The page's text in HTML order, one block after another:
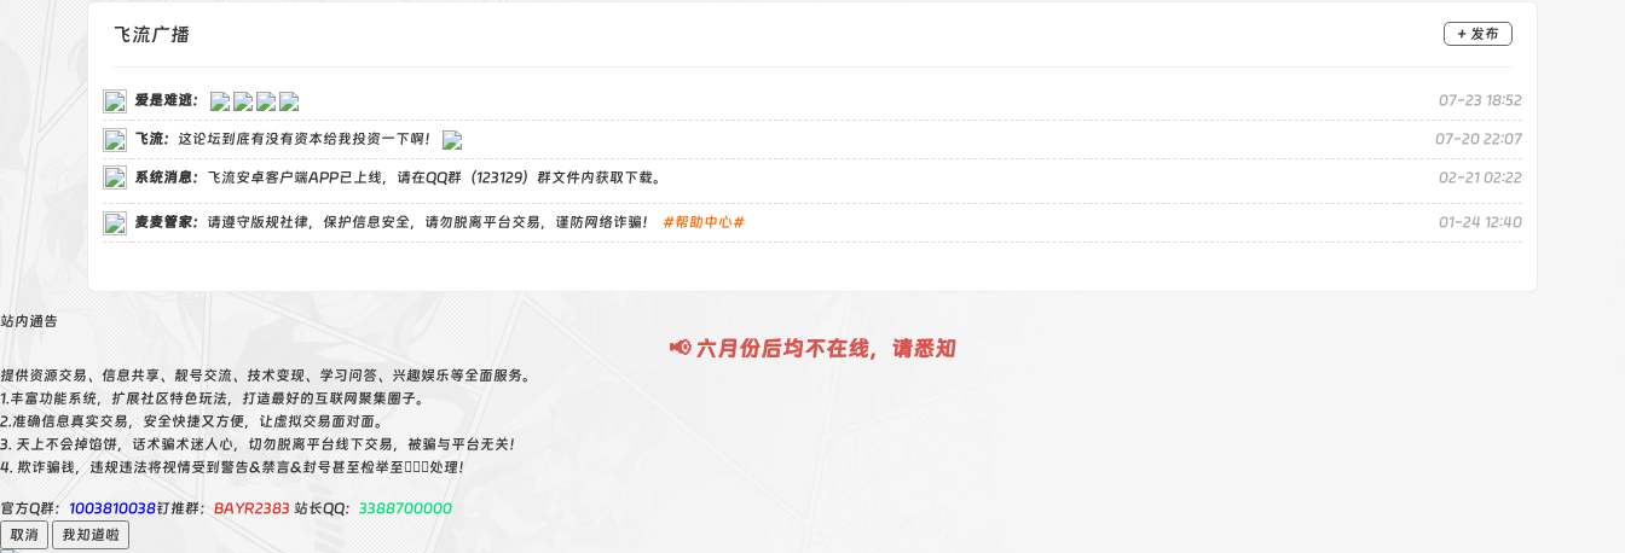
飞流广播 + 发布
爱是难逃： 07-23 18:52
飞流： 这论坛到底有没有资本给我投资一下啊！ 07-20 22:07
系统消息： 飞流安卓客户端APP已上线，请在QQ群（123129）群文件内获取下载。 02-21 02:22
麦麦管家： 请遵守版规社律，保护信息安全，请勿脱离平台交易，谨防网络诈骗！ #帮助中心# 01-24 12:40
站内通告
📢 六月份后均不在线，请悉知
提供资源交易、信息共享、靓号交流、技术变现、学习问答、兴趣娱乐等全面服务。
1.丰富功能系统，扩展社区特色玩法，打造最好的互联网聚集圈子。
2.准确信息真实交易，安全快捷又方便，让虚拟交易面对面。
3. 天上不会掉馅饼，话术骗术迷人心，切勿脱离平台线下交易，被骗与平台无关！
4. 欺诈骗钱，违规违法将视情受到警告&禁言&封号甚至检举至👮🏻‍♀️处理！
官方Q群： 1003810038钉推群： BAYR2383 站长QQ： 3388700000
取消
我知道啦